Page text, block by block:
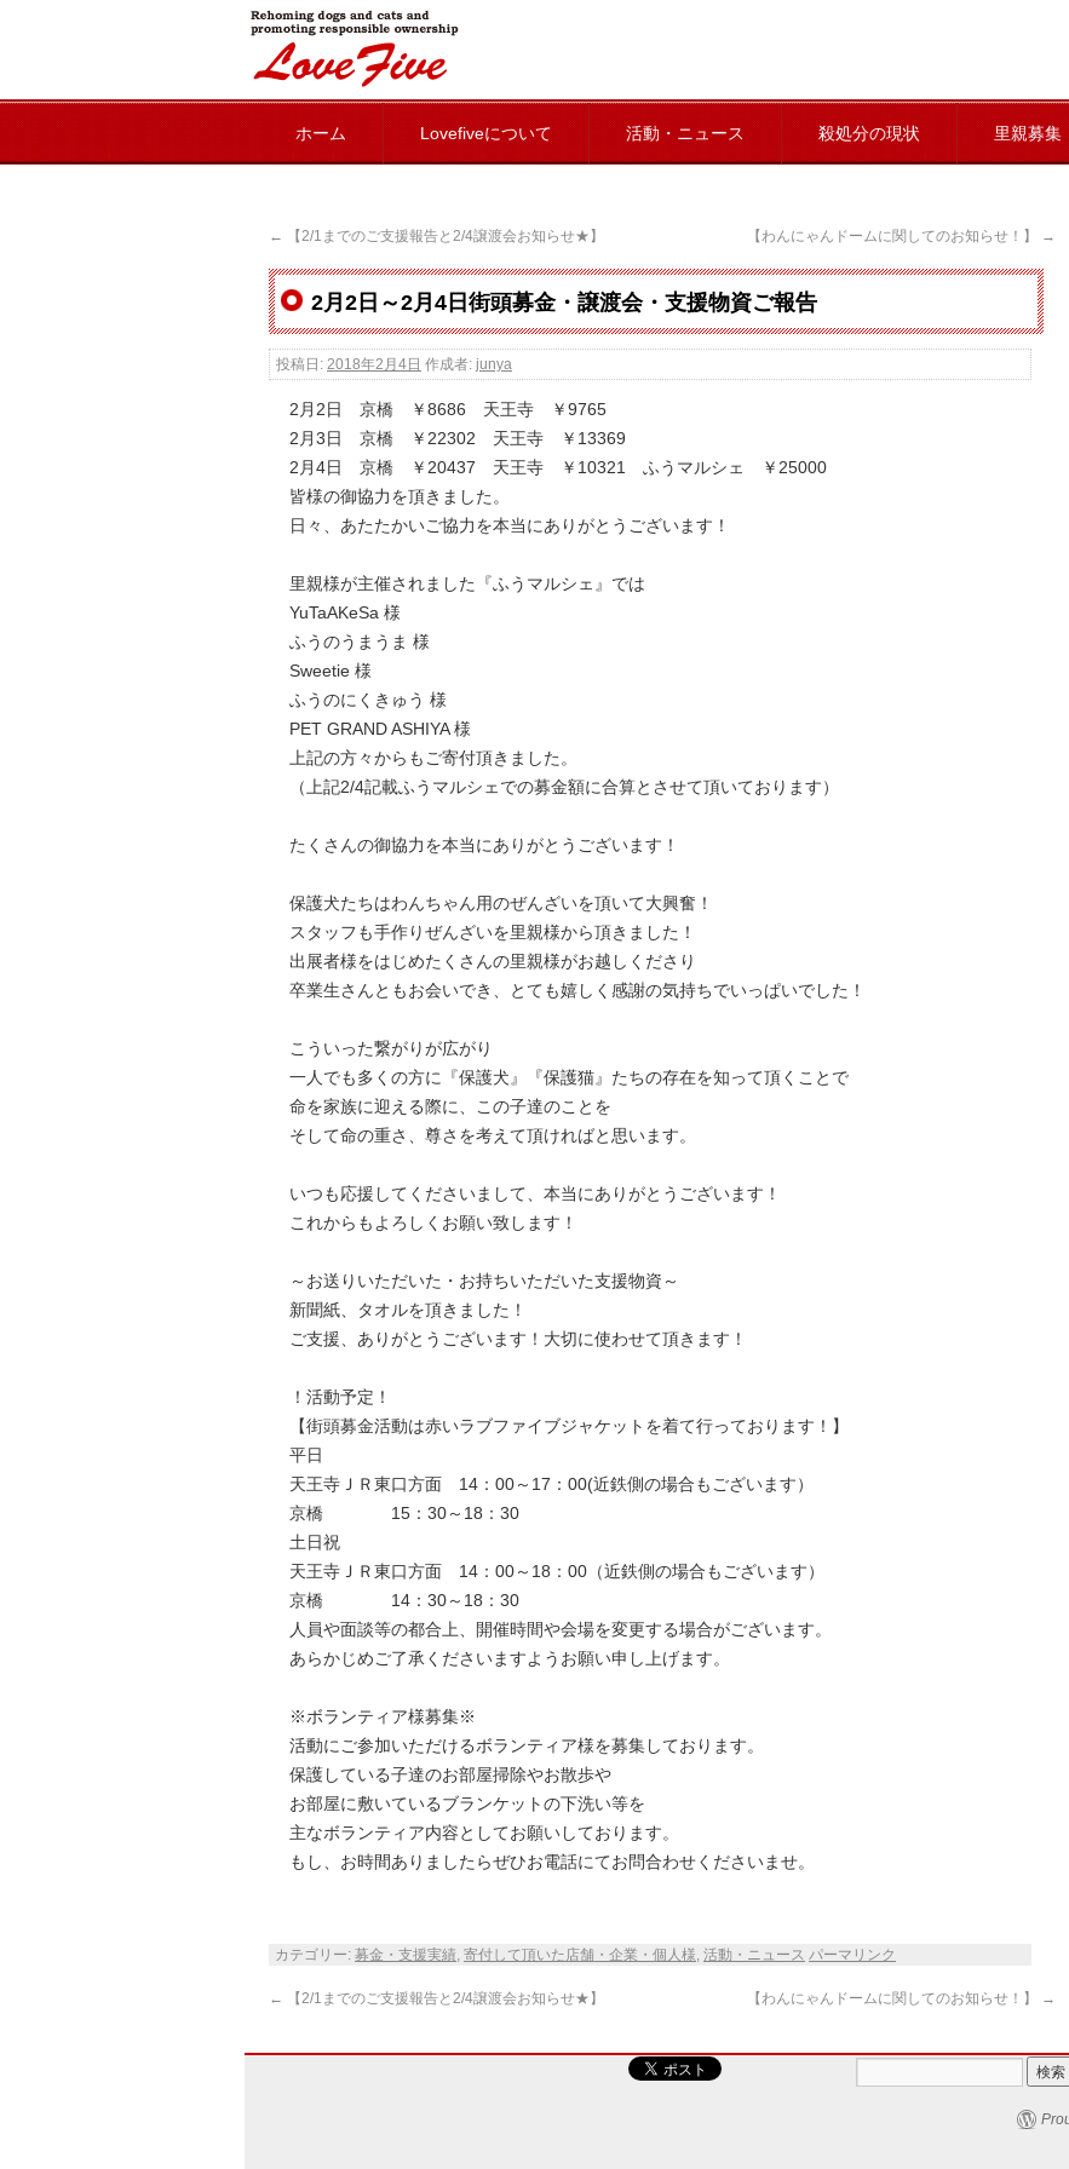
lovefive
ホーム Lovefiveについて 活動・ニュース 殺処分の現状 里親募集
← 【2/1までのご支援報告と2/4譲渡会お知らせ★】 【わんにゃんドームに関してのお知らせ！】 →
2月2日～2月4日街頭募金・譲渡会・支援物資ご報告
投稿日: 2018年2月4日 作成者: junya
2月2日 京橋 ￥8686 天王寺 ￥9765
2月3日 京橋 ￥22302 天王寺 ￥13369
2月4日 京橋 ￥20437 天王寺 ￥10321 ふうマルシェ ￥25000
皆様の御協力を頂きました。
日々、あたたかいご協力を本当にありがとうございます！
里親様が主催されました『ふうマルシェ』では
YuTaAKeSa 様
ふうのうまうま 様
Sweetie 様
ふうのにくきゅう 様
PET GRAND ASHIYA 様
上記の方々からもご寄付頂きました。
（上記2/4記載ふうマルシェでの募金額に合算とさせて頂いております）
たくさんの御協力を本当にありがとうございます！
保護犬たちはわんちゃん用のぜんざいを頂いて大興奮！
スタッフも手作りぜんざいを里親様から頂きました！
出展者様をはじめたくさんの里親様がお越しくださり
卒業生さんともお会いでき、とても嬉しく感謝の気持ちでいっぱいでした！
こういった繋がりが広がり
一人でも多くの方に『保護犬』『保護猫』たちの存在を知って頂くことで
命を家族に迎える際に、この子達のことを
そして命の重さ、尊さを考えて頂ければと思います。
いつも応援してくださいまして、本当にありがとうございます！
これからもよろしくお願い致します！
～お送りいただいた・お持ちいただいた支援物資～
新聞紙、タオルを頂きました！
ご支援、ありがとうございます！大切に使わせて頂きます！
！活動予定！
【街頭募金活動は赤いラブファイブジャケットを着て行っております！】
平日
天王寺ＪＲ東口方面 14：00～17：00(近鉄側の場合もございます）
京橋 15：30～18：30
土日祝
天王寺ＪＲ東口方面 14：00～18：00（近鉄側の場合もございます）
京橋 14：30～18：30
人員や面談等の都合上、開催時間や会場を変更する場合がございます。
あらかじめご了承くださいますようお願い申し上げます。
※ボランティア様募集※
活動にご参加いただけるボランティア様を募集しております。
保護している子達のお部屋掃除やお散歩や
お部屋に敷いているブランケットの下洗い等を
主なボランティア内容としてお願いしております。
もし、お時間ありましたらぜひお電話にてお問合わせくださいませ。
カテゴリー: 募金・支援実績, 寄付して頂いた店舗・企業・個人様, 活動・ニュース パーマリンク
← 【2/1までのご支援報告と2/4譲渡会お知らせ★】 【わんにゃんドームに関してのお知らせ！】 →